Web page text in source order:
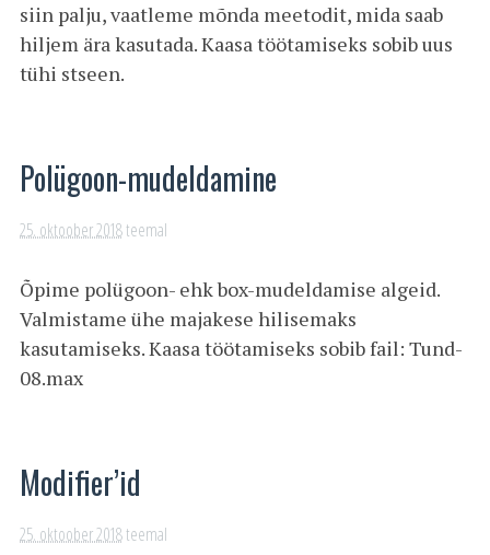
siin palju, vaatleme mõnda meetodit, mida saab
hiljem ära kasutada. Kaasa töötamiseks sobib uus
tühi stseen.
Polügoon-mudeldamine
25. oktoober 2018teemal
Õpime polügoon- ehk box-mudeldamise algeid.
Valmistame ühe majakese hilisemaks
kasutamiseks. Kaasa töötamiseks sobib fail: Tund-
08.max
Modifier’id
25. oktoober 2018teemal